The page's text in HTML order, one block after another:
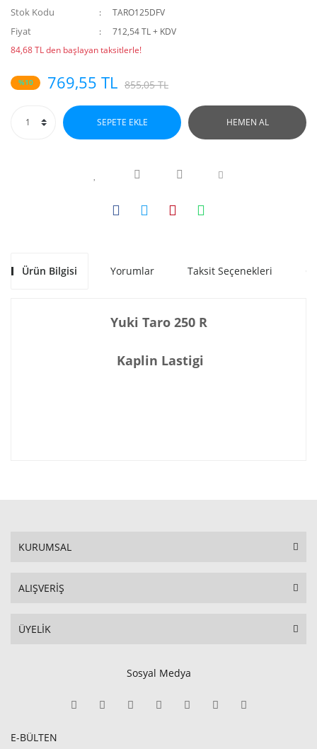
Stok Kodu TARO125DFV
Fiyat
712,54 TL + KDV
84,68 TL den başlayan taksitlerle!
%10 769,55 TL 855,05 TL
SEPETE EKLE HEMEN AL
Ürün Bilgisi Yorumlar Taksit Seçenekleri
Yuki Taro 250 R
Kaplin Lastigi
KURUMSAL
ALIŞVERİŞ
ÜYELİK
Sosyal Medya
E-BÜLTEN